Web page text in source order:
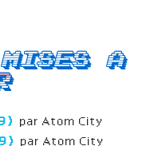
a
par Atom City
par Atom City